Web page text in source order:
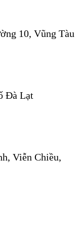
10, Vũng Tàu
Đà Lạt
Viễn Chiều,